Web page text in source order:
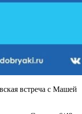
встреча с Машей